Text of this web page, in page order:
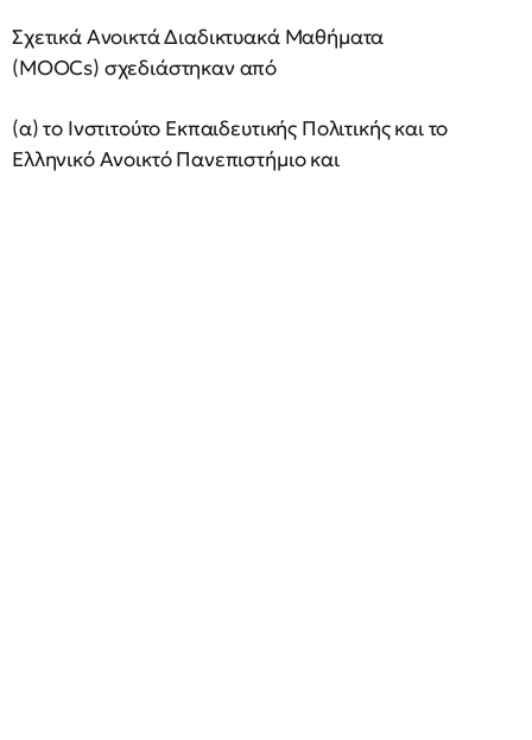
Σχετικά Ανοικτά Διαδικτυακά Μαθήματα
(MOOCs) σχεδιάστηκαν από
(α) το Ινστιτούτο Εκπαιδευτικής Πολιτικής και το
Ελληνικό Ανοικτό Πανεπιστήμιο και